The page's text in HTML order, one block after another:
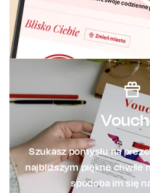
Szukasz pomysłu na
najbliższym piękne chwile
spodoba im się